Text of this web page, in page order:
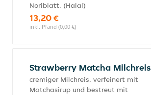
Noriblatt. (Halal)
13,20 €
inkl. Pfand (0,00 €)
Strawberry Matcha Milchreis
cremiger Milchreis, verfeinert mit
Matchasirup und bestreut mit